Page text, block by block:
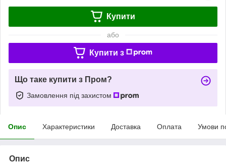
Купити
або
Купити з
Що таке купити з Пром?
Замовлення під захистом
Опис Характеристики Доставка Оплата Умови
Опис